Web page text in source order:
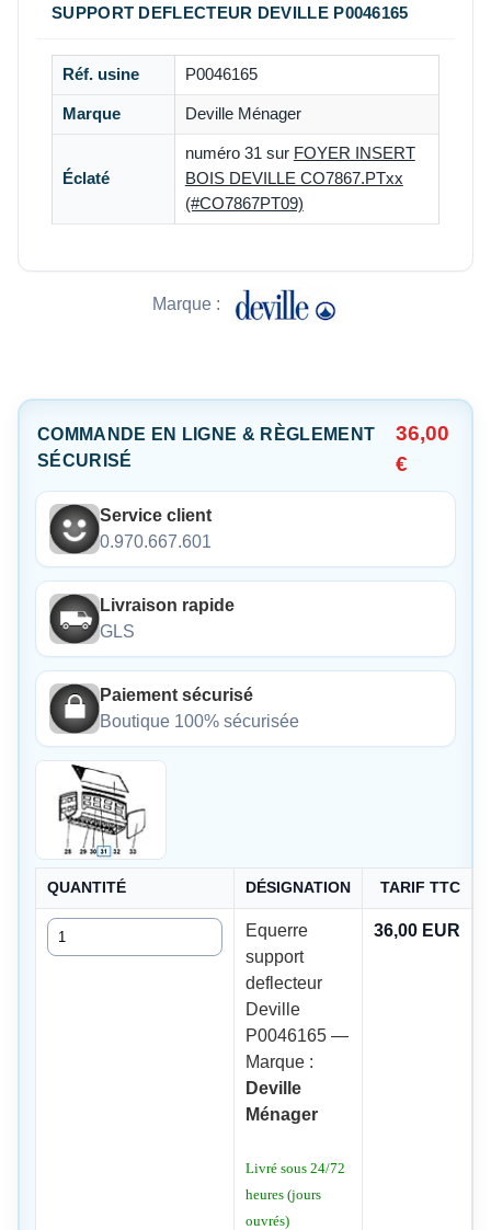
SUPPORT DEFLECTEUR DEVILLE P0046165
Réf. usine P0046165
Marque Deville Ménager
Éclaté
numéro 31 sur FOYER INSERT
BOIS DEVILLE CO7867.PTxx
(#CO7867PT09)
Marque :
COMMANDE EN LIGNE & RÈGLEMENT
SÉCURISÉ
36,00
€
Service client
0.970.667.601
Livraison rapide
GLS
Paiement sécurisé
Boutique 100% sécurisée
QUANTITÉ DÉSIGNATION TARIF TTC
Quantité
Equerre
support
deflecteur
Deville
P0046165 —
Marque :
Deville
Ménager
Livré sous 24/72
heures (jours
ouvrés)
36,00 EUR